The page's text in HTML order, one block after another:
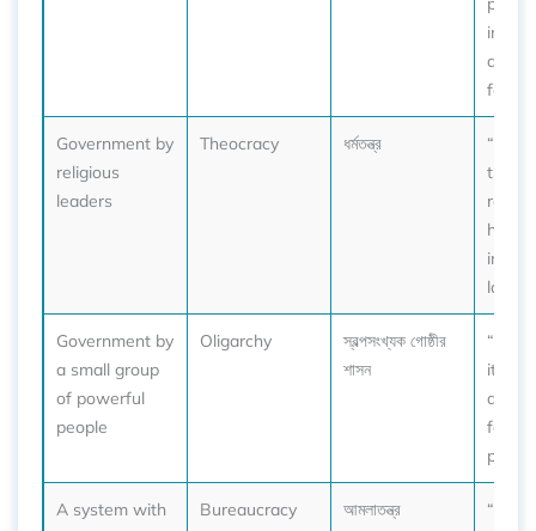
in the
a
few.”
Government by
religious
leaders
Theocracy ধর্মতন্ত্র
“In a
laws.”
Government by
a small group
of powerful
people
Oligarchy
স্বল্পসংখ্যক গোষ্ঠীর
শাসন
it an
as
A system with
Bureaucracy আমলাতন্ত্র
“He